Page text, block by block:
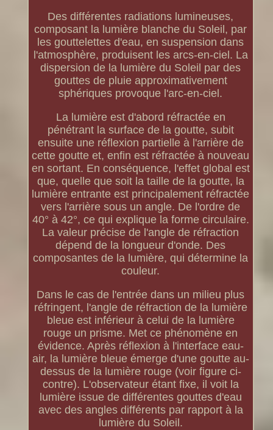
Des différentes radiations lumineuses,
composant la lumière blanche du Soleil, par
les gouttelettes d'eau, en suspension dans
l'atmosphère, produisent les arcs-en-ciel. La
dispersion de la lumière du Soleil par des
gouttes de pluie approximativement
sphériques provoque l'arc-en-ciel.
La lumière est d'abord réfractée en
pénétrant la surface de la goutte, subit
ensuite une réflexion partielle à l'arrière de
cette goutte et, enfin est réfractée à nouveau
en sortant. En conséquence, l'effet global est
que, quelle que soit la taille de la goutte, la
lumière entrante est principalement réfractée
vers l'arrière sous un angle. De l'ordre de
40° à 42°, ce qui explique la forme circulaire.
La valeur précise de l'angle de réfraction
dépend de la longueur d'onde. Des
composantes de la lumière, qui détermine la
couleur.
Dans le cas de l'entrée dans un milieu plus
réfringent, l'angle de réfraction de la lumière
bleue est inférieur à celui de la lumière
rouge un prisme. Met ce phénomène en
évidence. Après réflexion à l'interface eau-
air, la lumière bleue émerge d'une goutte au-
dessus de la lumière rouge (voir figure ci-
contre). L'observateur étant fixe, il voit la
lumière issue de différentes gouttes d'eau
avec des angles différents par rapport à la
lumière du Soleil.